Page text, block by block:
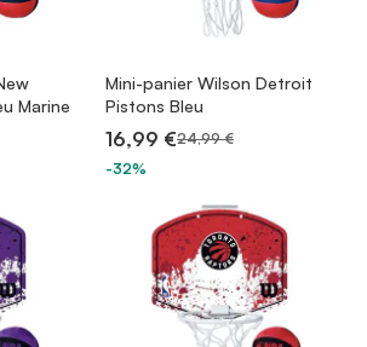
Marine
Mini-panier Wilson Detroit
Pistons Bleu
16,99 €24,99 €
-32%